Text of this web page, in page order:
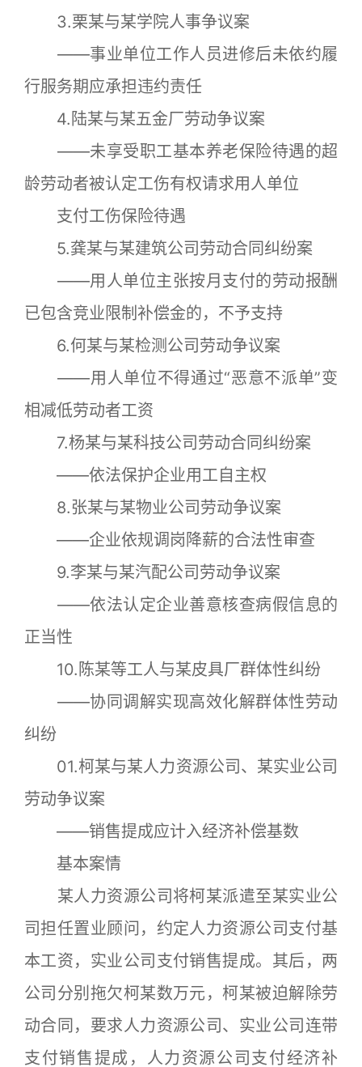
3.栗某与某学院人事争议案
——事业单位工作人员进修后未依约履
行服务期应承担违约责任
4.陆某与某五金厂劳动争议案
——未享受职工基本养老保险待遇的超
龄劳动者被认定工伤有权请求用人单位
支付工伤保险待遇
5.龚某与某建筑公司劳动合同纠纷案
——用人单位主张按月支付的劳动报酬
已包含竞业限制补偿金的，不予支持
6.何某与某检测公司劳动争议案
——用人单位不得通过“恶意不派单”变
相减低劳动者工资
7.杨某与某科技公司劳动合同纠纷案
——依法保护企业用工自主权
8.张某与某物业公司劳动争议案
——企业依规调岗降薪的合法性审查
9.李某与某汽配公司劳动争议案
——依法认定企业善意核查病假信息的
正当性
10.陈某等工人与某皮具厂群体性纠纷
——协同调解实现高效化解群体性劳动
纠纷
01.柯某与某人力资源公司、某实业公司
劳动争议案
——销售提成应计入经济补偿基数
基本案情
某人力资源公司将柯某派遣至某实业公
司担任置业顾问，约定人力资源公司支付基
本工资，实业公司支付销售提成。其后，两
公司分别拖欠柯某数万元，柯某被迫解除劳
动合同，要求人力资源公司、实业公司连带
支付销售提成，人力资源公司支付经济补